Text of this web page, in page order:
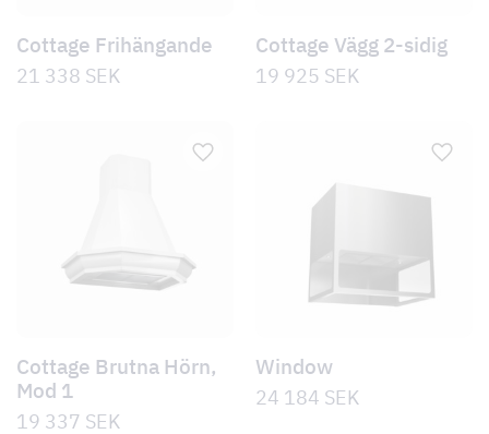
Cottage Frihängande
21 338 SEK
Cottage Vägg 2-sidig
19 925 SEK
Cottage Brutna Hörn,
Mod 1
19 337 SEK
Window
24 184 SEK